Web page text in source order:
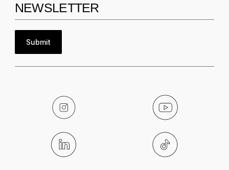
NEWSLETTER
Submit